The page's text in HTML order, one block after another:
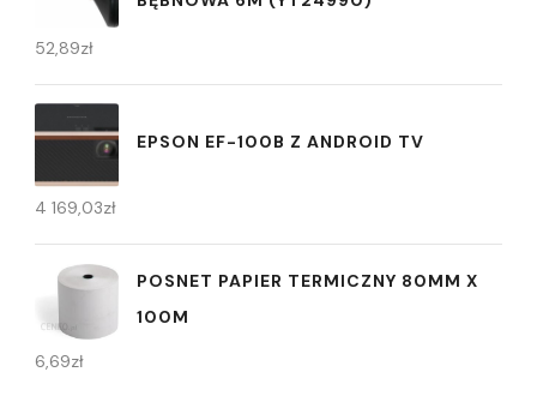
52,89zł
EPSON EF-100B Z ANDROID TV
4 169,03zł
POSNET PAPIER TERMICZNY 80MM X
100M
6,69zł